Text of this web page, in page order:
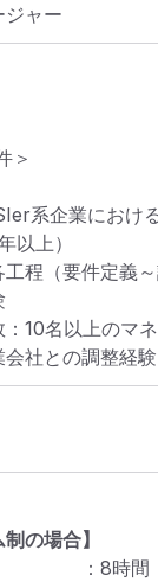
ジャー
＞
系企業におけ
以上）
工程（要件定義
：10名以上のマ
会社との調整経験
の場合】
： 8時間